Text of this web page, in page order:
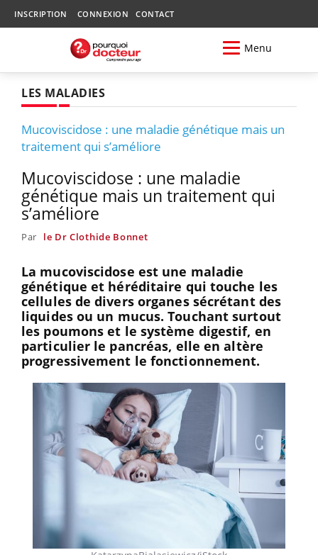
INSCRIPTION CONNEXION CONTACT
Menu
LES MALADIES
Mucoviscidose : une maladie génétique mais un
traitement qui s’améliore
Mucoviscidose : une maladie
génétique mais un traitement qui
s’améliore
Par le Dr Clothide Bonnet
La mucoviscidose est une maladie
génétique et héréditaire qui touche les
cellules de divers organes sécrétant des
liquides ou un mucus. Touchant surtout
les poumons et le système digestif, en
particulier le pancréas, elle en altère
progressivement le fonctionnement.